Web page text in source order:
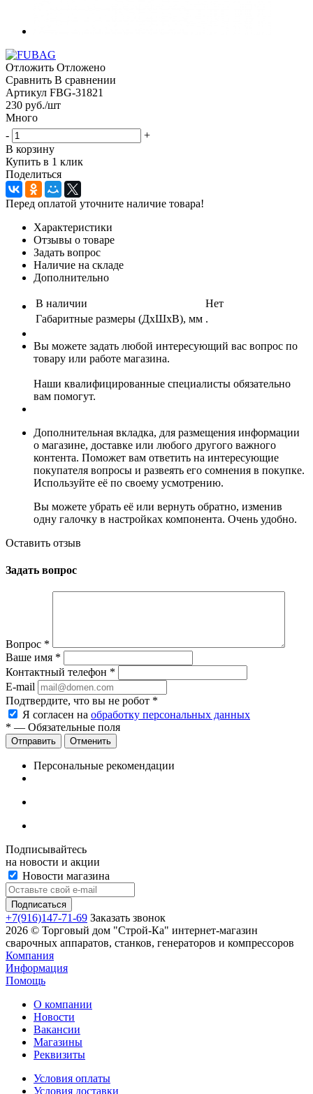
Отложить Отложено
Сравнить В сравнении
Артикул FBG-31821
230 руб./шт
Много
-
+
В корзину
Купить в 1 клик
Поделиться
Перед оплатой уточните наличие товара!
Характеристики
Отзывы о товаре
Задать вопрос
Наличие на складе
Дополнительно
В наличии
Нет
Габаритные размеры (ДхШхВ), мм .
Вы можете задать любой интересующий вас вопрос по
товару или работе магазина.
Наши квалифицированные специалисты обязательно
вам помогут.
Дополнительная вкладка, для размещения информации
о магазине, доставке или любого другого важного
контента. Поможет вам ответить на интересующие
покупателя вопросы и развеять его сомнения в покупке.
Используйте её по своему усмотрению.
Вы можете убрать её или вернуть обратно, изменив
одну галочку в настройках компонента. Очень удобно.
Оставить отзыв
Задать вопрос
Вопрос *
Ваше имя *
Контактный телефон *
E-mail
Подтвердите, что вы не робот *
Я согласен на обработку персональных данных
* — Обязательные поля
Отменить
Персональные рекомендации
Подписывайтесь
на новости и акции
Новости магазина
+7(916)147-71-69 Заказать звонок
2026 © Торговый дом "Строй-Ка" интернет-магазин
сварочных аппаратов, станков, генераторов и компрессоров
Компания
Информация
Помощь
О компании
Новости
Вакансии
Магазины
Реквизиты
Условия оплаты
Условия доставки